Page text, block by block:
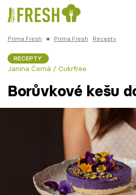
Česká kuchyně Čokoláda
Články
Prima Fresh ■ Prima Fresh Recepty
RECEPTY
Janina Černá / Cukrfree
Borůvkové kešu